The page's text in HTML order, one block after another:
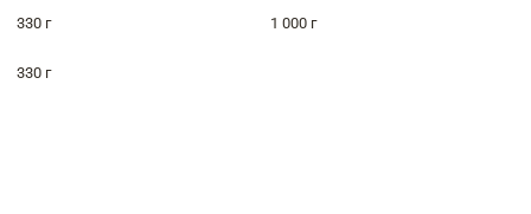
330 г 1 000 г
330 г